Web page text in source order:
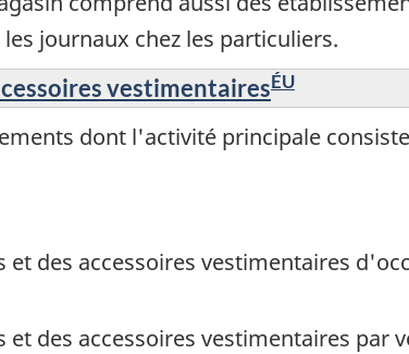
journaux chez les particuliers.
vestimentairesÉU
dont l'activité principale
des accessoires vestimentaires
des accessoires vestimentaires par